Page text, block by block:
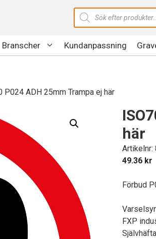
Produktsökning
Branscher Kundanpassning
P024 ADH 25mm Trampa ej här
här
Artikelnr:
49.36 kr
Förbud
FXP